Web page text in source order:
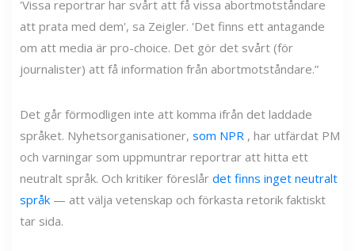
'Vissa reportrar har svårt att få vissa abortmotståndare
att prata med dem', sa Zeigler. 'Det finns ett antagande
om att media är pro-choice. Det gör det svårt (för
journalister) att få information från abortmotståndare.”
Det går förmodligen inte att komma ifrån det laddade
språket. Nyhetsorganisationer, som NPR , har utfärdat PM
och varningar som uppmuntrar reportrar att hitta ett
neutralt språk. Och kritiker föreslår det finns inget neutralt
språk — att välja vetenskap och förkasta retorik faktiskt
tar sida.